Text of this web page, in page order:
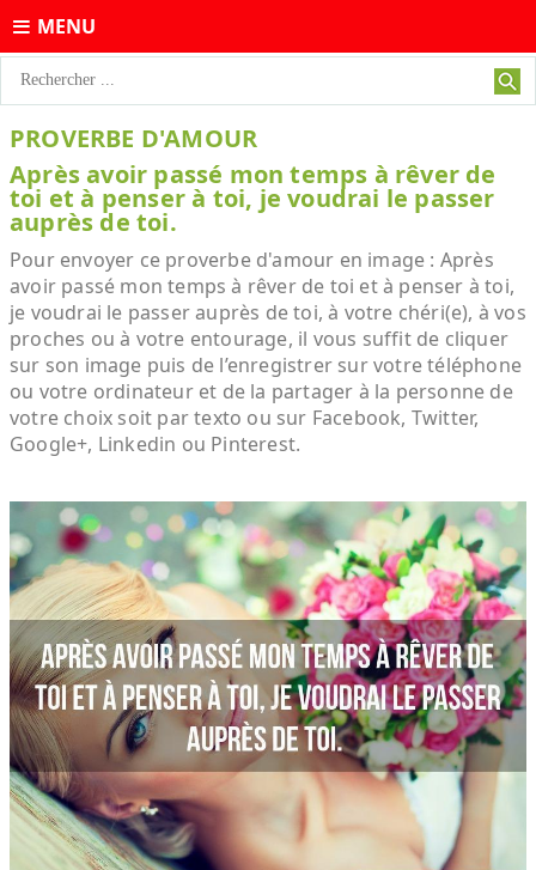
MENU
PROVERBE D'AMOUR
Après avoir passé mon temps à rêver de
toi et à penser à toi, je voudrai le passer
auprès de toi.
Pour envoyer ce proverbe d'amour en image : Après
avoir passé mon temps à rêver de toi et à penser à toi,
je voudrai le passer auprès de toi, à votre chéri(e), à vos
proches ou à votre entourage, il vous suffit de cliquer
sur son image puis de l’enregistrer sur votre téléphone
ou votre ordinateur et de la partager à la personne de
votre choix soit par texto ou sur Facebook, Twitter,
Google+, Linkedin ou Pinterest.